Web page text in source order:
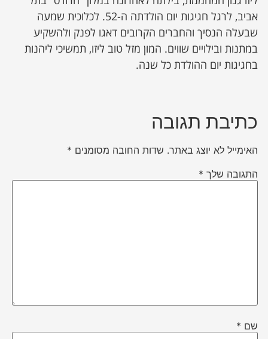
אביב, לרגל חגיגות יום הולדתה ה-52. לכלוכית שמעה
שבעלה הנסיך והחברים הקרובים דאגו לפנק ולהשקיע
במתנות ובילויים שווים. המון מזל טוב ליזו, תמשיכי ליהנות
בחגיגות יום ההולדת כל שנה.
כתיבת תגובה
האימייל לא יוצג באתר. שדות החובה מסומנים *
התגובה שלך *
שם *